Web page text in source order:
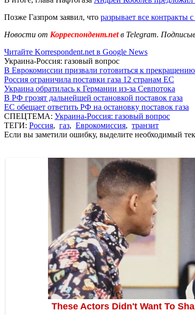
Позже Газпром заявил, что разрывает все контракты
Новости от Корреспондент.netв Telegram.
Читайте Korrespondent.net в Google News
Украина-Россия: газовый вопрос
В Еврокомиссии призвали готовиться к
Россия ограничила поставки газа 12 странам ЕС
Украина обратилась к Германии из-за Севпотока
В РФ грозят дальнейшей остановкой поставок газа
ЕС обещает ответить РФ на остановку поставок газа
СПЕЦТЕМА: Украина-Россия: газовый вопрос
ТЕГИ: Россия, газ, Еврокомиссия, транзит
Если вы заметили ошибку, выделите необходимый